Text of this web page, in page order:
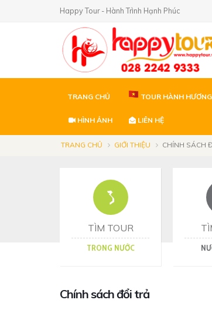
Happy Tour - Hành Trình Hạnh Phúc
TRANG CHỦ TOUR HÀNH HƯƠNG
HÌNH ẢNH LIÊN HỆ
TRANG CHỦ GIỚI THIỆU CHÍNH SÁCH
TÌM TOUR
TRONG NƯỚC
Chính sách đổi trả